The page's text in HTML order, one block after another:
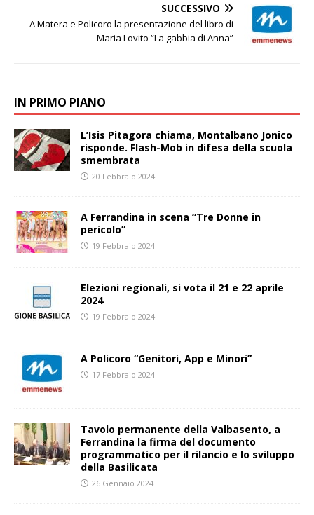
SUCCESSIVO
A Matera e Policoro la presentazione del libro di
Maria Lovito “La gabbia di Anna”
IN PRIMO PIANO
L’Isis Pitagora chiama, Montalbano Jonico
risponde. Flash-Mob in difesa della scuola
smembrata
20 Febbraio 2024
A Ferrandina in scena “Tre Donne in
pericolo”
19 Febbraio 2024
Elezioni regionali, si vota il 21 e 22 aprile
2024
19 Febbraio 2024
A Policoro “Genitori, App e Minori”
17 Febbraio 2024
Tavolo permanente della Valbasento, a
Ferrandina la firma del documento
programmatico per il rilancio e lo sviluppo
della Basilicata
26 Gennaio 2024